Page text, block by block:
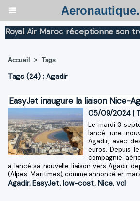
Air Maroc réceptionne son
Accueil > Tags
Tags (24) : Agadir
EasyJet inaugure la liaison Nice-
05/09/2024 |
​Le mardi 3
lancé une
Agadir, avec
euros. Depuis
compagnie
a lancé sa nouvelle liaison vers Agadir
(Alpes-Maritimes), comme annoncé en
Agadir, EasyJet, low-cost, Nice, vol